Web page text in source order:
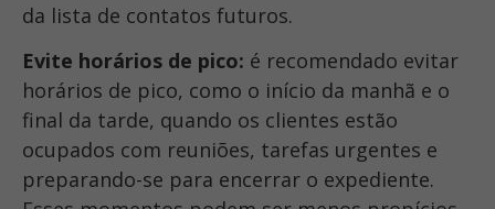
da lista de contatos futuros.
Evite horários de pico: é recomendado evitar
horários de pico, como o início da manhã e o
final da tarde, quando os clientes estão
ocupados com reuniões, tarefas urgentes e
preparando-se para encerrar o expediente.